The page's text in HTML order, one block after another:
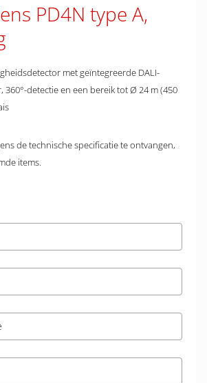
PD4N type A,
met geïntegreerde DALI-
detectie en een bereik tot Ø 24 m (450
de technische specificatie te ontvangen,
items.